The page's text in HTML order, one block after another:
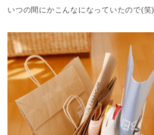
いつの間にかこんなになっていたので(笑)